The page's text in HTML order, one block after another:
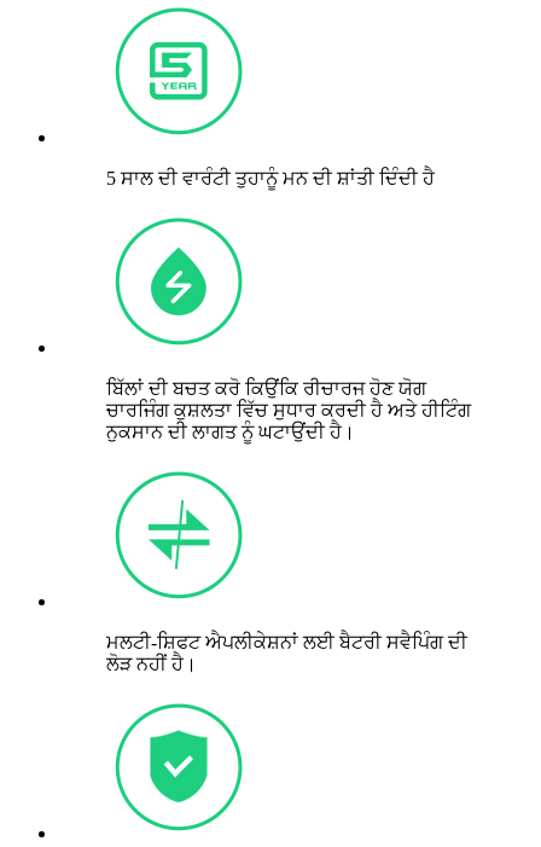
5 ਸਾਲ ਦੀ ਵਾਰੰਟੀ ਤੁਹਾਨੂੰ ਮਨ ਦੀ ਸ਼ਾਂਤੀ ਦਿੰਦੀ ਹੈ
ਬਿੱਲਾਂ ਦੀ ਬਚਤ ਕਰੋ ਕਿਉਂਕਿ ਰੀਚਾਰਜ ਹੋਣ ਯੋਗ
ਚਾਰਜਿੰਗ ਕੁਸ਼ਲਤਾ ਵਿੱਚ ਸੁਧਾਰ ਕਰਦੀ ਹੈ ਅਤੇ ਹੀਟਿੰਗ
ਨੁਕਸਾਨ ਦੀ ਲਾਗਤ ਨੂੰ ਘਟਾਉਂਦੀ ਹੈ।
ਮਲਟੀ-ਸ਼ਿਫਟ ਐਪਲੀਕੇਸ਼ਨਾਂ ਲਈ ਬੈਟਰੀ ਸਵੈਪਿੰਗ ਦੀ
ਲੋੜ ਨਹੀਂ ਹੈ।